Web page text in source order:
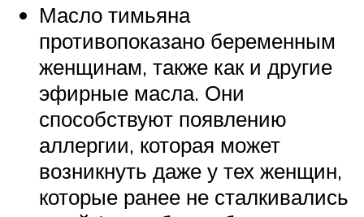
Масло тимьяна
противопоказано беременным
женщинам, также как и другие
эфирные масла. Они
способствуют появлению
аллергии, которая может
возникнуть даже у тех женщин,
которые ранее не сталкивались